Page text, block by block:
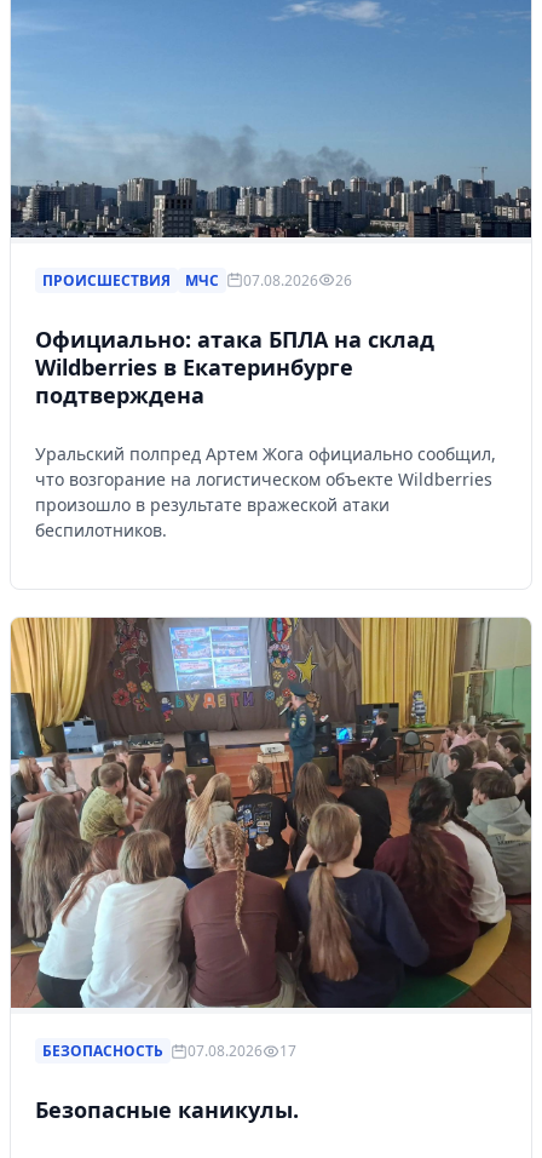
ПРОИСШЕСТВИЯ МЧС 07.08.2026 26
Официально: атака БПЛА на склад
Wildberries в Екатеринбурге
подтверждена
Уральский полпред Артем Жога официально сообщил,
что возгорание на логистическом объекте Wildberries
произошло в результате вражеской атаки
беспилотников.
БЕЗОПАСНОСТЬ 07.08.2026 17
Безопасные каникулы.